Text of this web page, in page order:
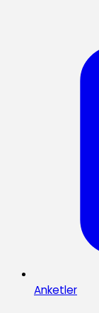
Anketler